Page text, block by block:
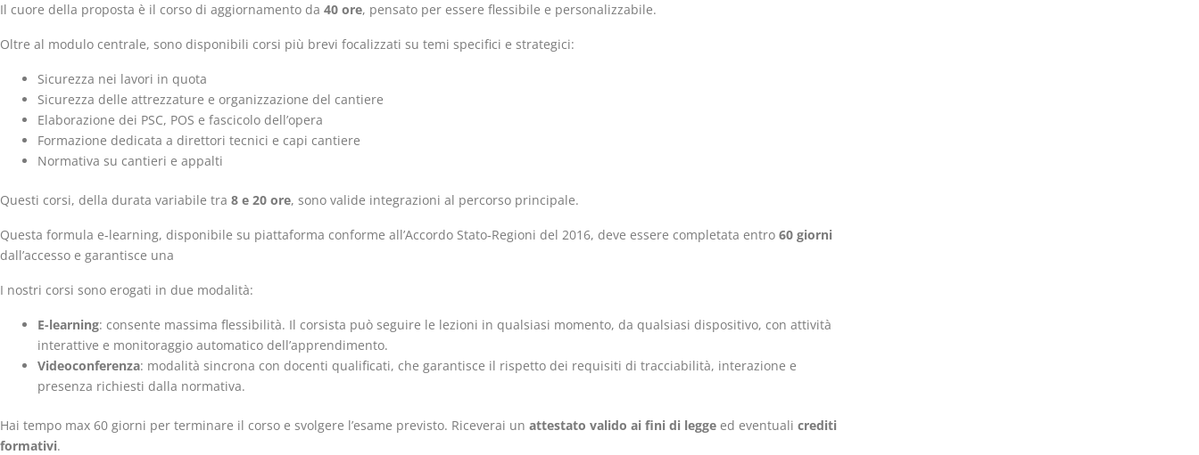
Il cuore della proposta è il corso di aggiornamento da 40 ore, pensato per essere flessibile e personalizzabile.
Oltre al modulo centrale, sono disponibili corsi più brevi focalizzati su temi specifici e strategici:
Sicurezza nei lavori in quota
Sicurezza delle attrezzature e organizzazione del cantiere
Elaborazione dei PSC, POS e fascicolo dell’opera
Formazione dedicata a direttori tecnici e capi cantiere
Normativa su cantieri e appalti
Questi corsi, della durata variabile tra 8 e 20 ore, sono valide integrazioni al percorso principale.
Questa formula e‑learning, disponibile su piattaforma conforme all’Accordo Stato‑Regioni del 2016, deve essere completata entro 60 giorni
dall’accesso e garantisce una
I nostri corsi sono erogati in due modalità:
E-learning: consente massima flessibilità. Il corsista può seguire le lezioni in qualsiasi momento, da qualsiasi dispositivo, con attività
interattive e monitoraggio automatico dell’apprendimento.
Videoconferenza: modalità sincrona con docenti qualificati, che garantisce il rispetto dei requisiti di tracciabilità, interazione e
presenza richiesti dalla normativa.
Hai tempo max 60 giorni per terminare il corso e svolgere l’esame previsto. Riceverai un attestato valido ai fini di legge ed eventuali crediti
formativi.